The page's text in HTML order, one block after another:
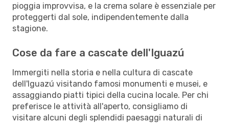
pioggia improvvisa, e la crema solare è essenziale per
proteggerti dal sole, indipendentemente dalla
stagione.
Cose da fare a cascate dell'Iguazú
Immergiti nella storia e nella cultura di cascate
dell'Iguazú visitando famosi monumenti e musei, e
assaggiando piatti tipici della cucina locale. Per chi
preferisce le attività all'aperto, consigliamo di
visitare alcuni degli splendidi paesaggi naturali di